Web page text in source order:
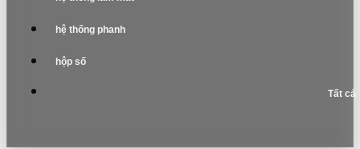
hệ thống phanh
hộp số
Tất cả